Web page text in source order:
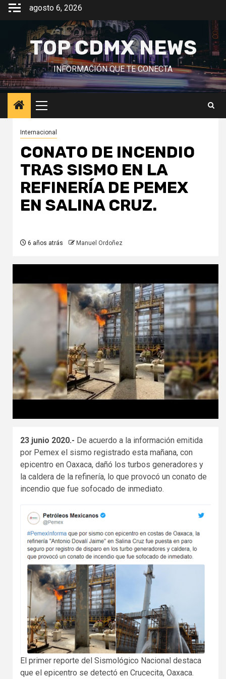
Saltar
contenido
agosto 6, 2026
TOP CDMX NEWS
INFORMACIÓN QUE TE CONECTA
Menú
principal
Internacional
CONATO DE INCENDIO
TRAS SISMO EN LA
REFINERÍA DE PEMEX
EN SALINA CRUZ.
6 años atrás Manuel Ordoñez
23 junio 2020.- De acuerdo a la información emitida
por Pemex el sismo registrado esta mañana, con
epicentro en Oaxaca, dañó los turbos generadores y
la caldera de la refinería, lo que provocó un conato de
incendio que fue sofocado de inmediato.
El primer reporte del Sismológico Nacional destaca
que el epicentro se detectó en Crucecita, Oaxaca.